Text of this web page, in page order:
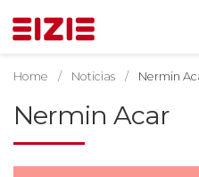
Home Noticias Nermin
Nermin Acar